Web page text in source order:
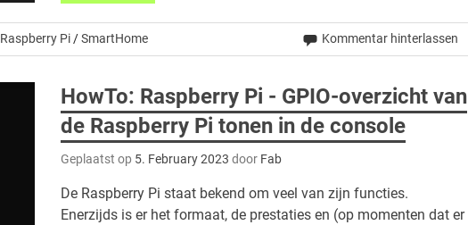
Raspberry Pi/SmartHome Kommentar hinterlassen
HowTo: Raspberry Pi - GPIO-overzicht van
de Raspberry Pi tonen in de console
Geplaatst op 5. February 2023 door Fab
De Raspberry Pi staat bekend om veel van zijn functies.
Enerzijds is er het formaat, de prestaties en (op momenten dat er